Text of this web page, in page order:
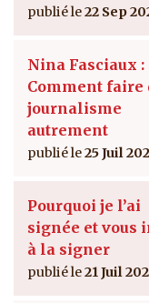
22 Sep
Nina Fasciaux :
Comment faire
journalisme
autrement
25 Juil
Pourquoi je l’ai
signée et vous
à la signer
21 Juil